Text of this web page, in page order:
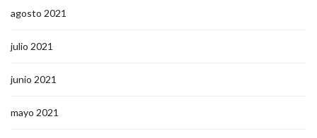
agosto 2021
julio 2021
junio 2021
mayo 2021